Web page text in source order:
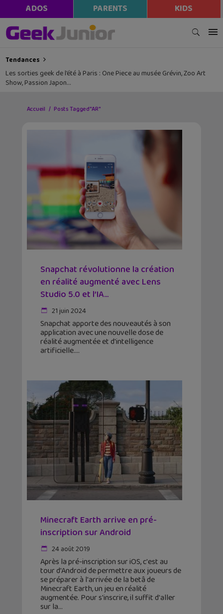
ADOS PARENTS KIDS
Tendances
Les sorties geek de l’été à Paris : One Piece au musée Grévin, Zoo Art
Show, Passion Japon…
Accueil Posts Tagged "AR"
Snapchat révolutionne la création
en réalité augmenté avec Lens
Studio 5.0 et l’IA...
21 juin 2024
Snapchat apporte des nouveautés à son
application avec une nouvelle dose de
réalité augmentée et d'intelligence
artificielle.
Minecraft Earth arrive en pré-
inscription sur Android
24 août 2019
Après la pré-inscription sur iOS, c'est au
tour d'Android de permettre aux joueurs de
se préparer à l'arrivée de la betâ de
Minecraft Earth, un jeu en réalité
augmentée. Pour s'inscrire, il suffit d'aller
sur la